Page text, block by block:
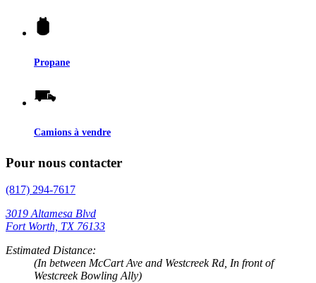
Propane
Camions à vendre
Pour nous contacter
(817) 294-7617
3019 Altamesa Blvd
Fort Worth, TX 76133
Estimated Distance:
(In between McCart Ave and Westcreek Rd, In front of
Westcreek Bowling Ally)